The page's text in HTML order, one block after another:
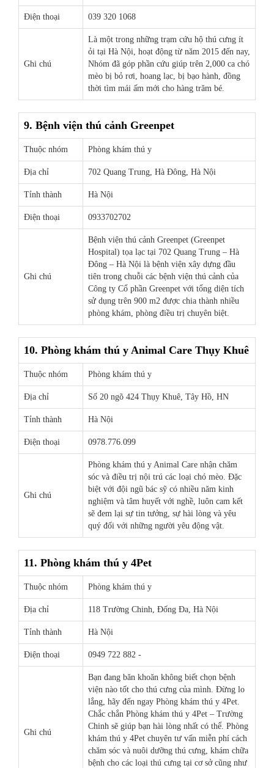
Điện thoại 039 320 1068
Ghi chú
Là một trong những trạm cứu hộ thú cưng ít
ỏi tại Hà Nội, hoạt động từ năm 2015 đến nay,
Nhóm đã góp phần cứu giúp trên 2,000 ca chó
mèo bị bỏ rơi, hoang lạc, bị bạo hành, đồng
thời tìm mái ấm mới cho hàng trăm bé.
9. Bệnh viện thú cảnh Greenpet
Thuộc nhóm Phòng khám thú y
Địa chỉ 702 Quang Trung, Hà Đông, Hà Nội
Tỉnh thành Hà Nội
Điện thoại 0933702702
Ghi chú
Bệnh viện thú cảnh Greenpet (Greenpet
Hospital) tọa lạc tại 702 Quang Trung – Hà
Đông – Hà Nội là bệnh viện xây dựng đầu
tiên trong chuỗi các bệnh viện thú cảnh của
Công ty Cổ phần Greenpet với tổng diện tích
sử dụng trên 900 m2 được chia thành nhiều
phòng khám, phòng điều trị chuyên biệt.
10. Phòng khám thú y Animal Care Thụy Khuê
Thuộc nhóm Phòng khám thú y
Địa chỉ Số 20 ngõ 424 Thụy Khuê, Tây Hồ, HN
Tỉnh thành Hà Nội
Điện thoại 0978.776.099
Ghi chú
Phòng khám thú y Animal Care nhận chăm
sóc và điều trị nội trú các loại chó mèo. Đặc
biệt với đội ngũ bác sỹ có nhiều năm kinh
nghiệm và tâm huyết với nghề, luôn cam kết
sẽ đem lại sự tin tưởng, sự hài lòng và yêu
quý đối với những người yêu động vật.
11. Phòng khám thú y 4Pet
Thuộc nhóm Phòng khám thú y
Địa chỉ 118 Trường Chinh, Đống Đa, Hà Nội
Tỉnh thành Hà Nội
Điện thoại 0949 722 882 -
Ghi chú
Bạn đang băn khoăn không biết chọn bệnh
viện nào tốt cho thú cưng của mình. Đừng lo
lắng, hãy đến ngay Phòng khám thú y 4Pet.
Chắc chắn Phòng khám thú y 4Pet – Trường
Chinh sẽ giúp bạn hài lòng nhất có thể. Phòng
khám thú y 4Pet chuyên tư vấn miễn phí cách
chăm sóc và nuôi dưỡng thú cưng, khám chữa
bệnh cho các loại thú cưng tại cơ sở cũng như